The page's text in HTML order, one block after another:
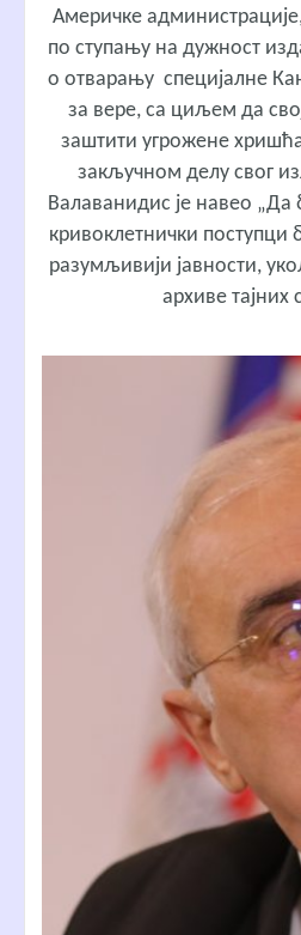
Америчке
по ступању на дужност
о отварању специјалне
за вере, са циљем да
заштити угрожене
закључном делу свог
Валаванидис је навео „Да
кривоклетнички поступци
разумљивији јавности,
архиве тајних